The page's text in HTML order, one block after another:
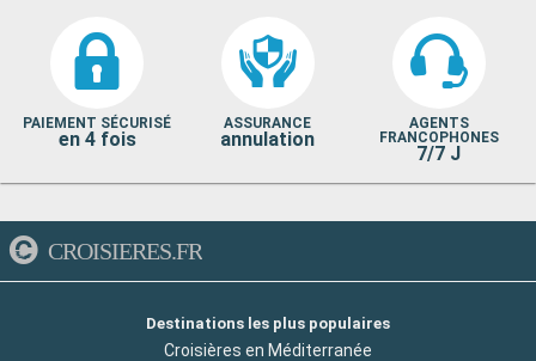
PAIEMENT SÉCURISÉ
en 4 fois
ASSURANCE
annulation
AGENTS
FRANCOPHONES
7/7 J
CROISIERES.FR
Destinations les plus populaires
Croisières en Méditerranée